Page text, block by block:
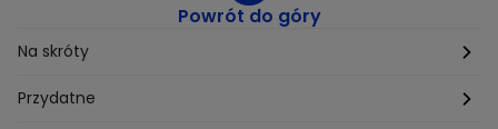
Powrót do góry
Na skróty
Etyka
Przydatne